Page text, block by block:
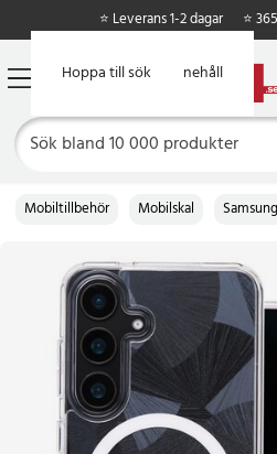
Hoppa till huvudinnehåll
Hoppa till sök
⭐ Leverans 1-2 dagar ⭐
Mobiltillbehör Mobilskal